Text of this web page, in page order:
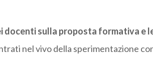
docenti sulla proposta formativa e
nel vivo della sperimentazione